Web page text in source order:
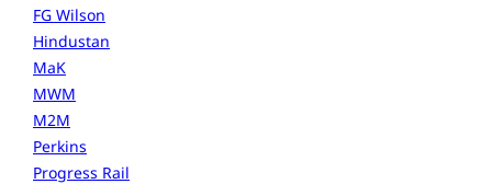
FG Wilson
Hindustan
MaK
MWM
M2M
Perkins
Progress Rail